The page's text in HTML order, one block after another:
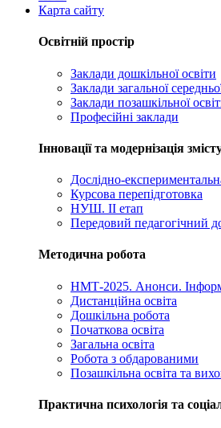
Карта сайту
Освітній простір
Заклади дошкільної освіти
Заклади загальної
Заклади позашкільної
Професійні заклади
Інновації та модернізація
Дослідно-
Курсова перепідготовка
НУШ. ІІ етап
Передовий педагогічний
Методична робота
НМТ-2025. Анонси.
Дистанційна освіта
Дошкільна робота
Початкова освіта
Загальна освіта
Робота з обдарованими
Позашкільна освіта та
Практична психологія та